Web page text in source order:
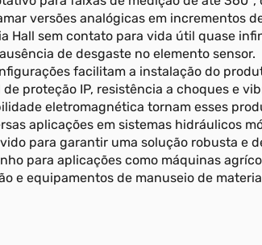
versões analógicas em incrementos
Hall sem contato para vida útil quase
de desgaste no elemento sensor.
facilitam a instalação do
proteção IP, resistência a choques e
eletromagnética tornam esses
aplicações em sistemas hidráulicos
para garantir uma solução robusta e
para aplicações como máquinas
e equipamentos de manuseio de